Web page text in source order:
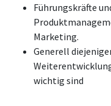
Führungskräfte
Marketing.
Generell
wichtig sind